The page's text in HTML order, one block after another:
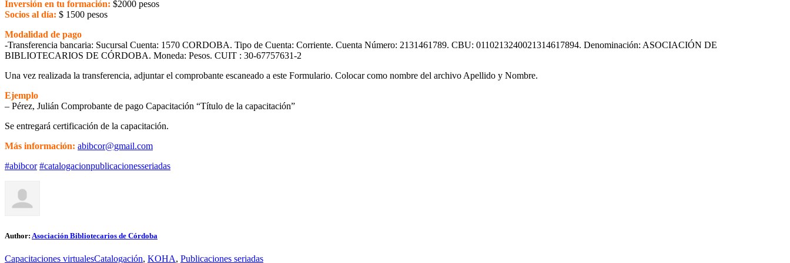
Inversión en tu formación: $2000 pesos
Socios al día: $ 1500 pesos
Modalidad de pago
-Transferencia bancaria: Sucursal Cuenta: 1570 CORDOBA. Tipo de Cuenta: Corriente. Cuenta Número: 2131461789. CBU: 0110213240021314617894. Denominación: ASOCIACIÓN DE
BIBLIOTECARIOS DE CÓRDOBA. Moneda: Pesos. CUIT : 30-67757631-2
Una vez realizada la transferencia, adjuntar el comprobante escaneado a este Formulario. Colocar como nombre del archivo Apellido y Nombre.
Ejemplo
– Pérez, Julián Comprobante de pago Capacitación “Título de la capacitación”
Se entregará certificación de la capacitación.
Más información: abibcor@gmail.com
#abibcor #catalogacionpublicacionesseriadas
Author: Asociación Bibliotecarios de Córdoba
Capacitaciones virtualesCatalogación, KOHA, Publicaciones seriadas